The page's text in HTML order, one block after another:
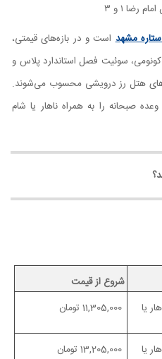
رضا ۱ و ۳
مشهداست و در بازه‌های قیمتی،
سوئیت فصل استاندارد پلاس و
هتل رز درویشی محسوب می‌شوند.
صبحانه را به همراه ناهار یا شام
شروع از قیمت
یا
11,305,000 تومان
یا
13,205,000 تومان